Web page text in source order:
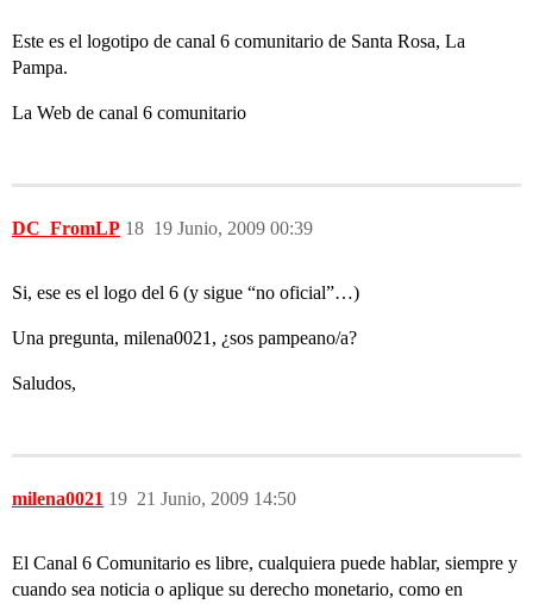
Este es el logotipo de canal 6 comunitario de Santa Rosa, La
Pampa.
La Web de canal 6 comunitario
DC_FromLP 19 Junio, 2009 00:39
18
Si, ese es el logo del 6 (y sigue “no oficial”…)
Una pregunta, milena0021, ¿sos pampeano/a?
Saludos,
milena0021 21 Junio, 2009 14:50
19
El Canal 6 Comunitario es libre, cualquiera puede hablar, siempre y
cuando sea noticia o aplique su derecho monetario, como en